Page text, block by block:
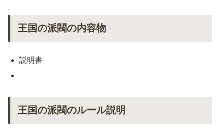
.
王国の派閥の内容物
説明書
王国の派閥のルール説明